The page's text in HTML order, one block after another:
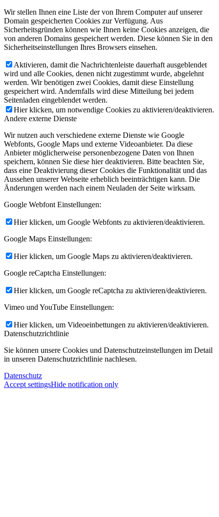
Wir stellen Ihnen eine Liste der von Ihrem Computer auf unserer
Domain gespeicherten Cookies zur Verfügung. Aus
Sicherheitsgründen können wie Ihnen keine Cookies anzeigen, die
von anderen Domains gespeichert werden. Diese können Sie in den
Sicherheitseinstellungen Ihres Browsers einsehen.
Aktivieren, damit die Nachrichtenleiste dauerhaft ausgeblendet
wird und alle Cookies, denen nicht zugestimmt wurde, abgelehnt
werden. Wir benötigen zwei Cookies, damit diese Einstellung
gespeichert wird. Andernfalls wird diese Mitteilung bei jedem
Seitenladen eingeblendet werden.
Hier klicken, um notwendige Cookies zu aktivieren/deaktivieren.
Andere externe Dienste
Wir nutzen auch verschiedene externe Dienste wie Google
Webfonts, Google Maps und externe Videoanbieter. Da diese
Anbieter möglicherweise personenbezogene Daten von Ihnen
speichern, können Sie diese hier deaktivieren. Bitte beachten Sie,
dass eine Deaktivierung dieser Cookies die Funktionalität und das
Aussehen unserer Webseite erheblich beeinträchtigen kann. Die
Änderungen werden nach einem Neuladen der Seite wirksam.
Google Webfont Einstellungen:
Hier klicken, um Google Webfonts zu aktivieren/deaktivieren.
Google Maps Einstellungen:
Hier klicken, um Google Maps zu aktivieren/deaktivieren.
Google reCaptcha Einstellungen:
Hier klicken, um Google reCaptcha zu aktivieren/deaktivieren.
Vimeo und YouTube Einstellungen:
Hier klicken, um Videoeinbettungen zu aktivieren/deaktivieren.
Datenschutzrichtlinie
Sie können unsere Cookies und Datenschutzeinstellungen im Detail
in unseren Datenschutzrichtlinie nachlesen.
Datenschutz
Accept settingsHide notification only